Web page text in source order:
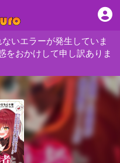
いエラーが発生していま
をおかけして申し訳ありま